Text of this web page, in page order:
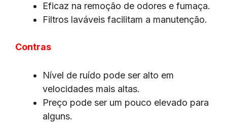
Eficaz na remoção de odores e fumaça.
Filtros laváveis facilitam a manutenção.
Contras
Nível de ruído pode ser alto em
velocidades mais altas.
Preço pode ser um pouco elevado para
alguns.